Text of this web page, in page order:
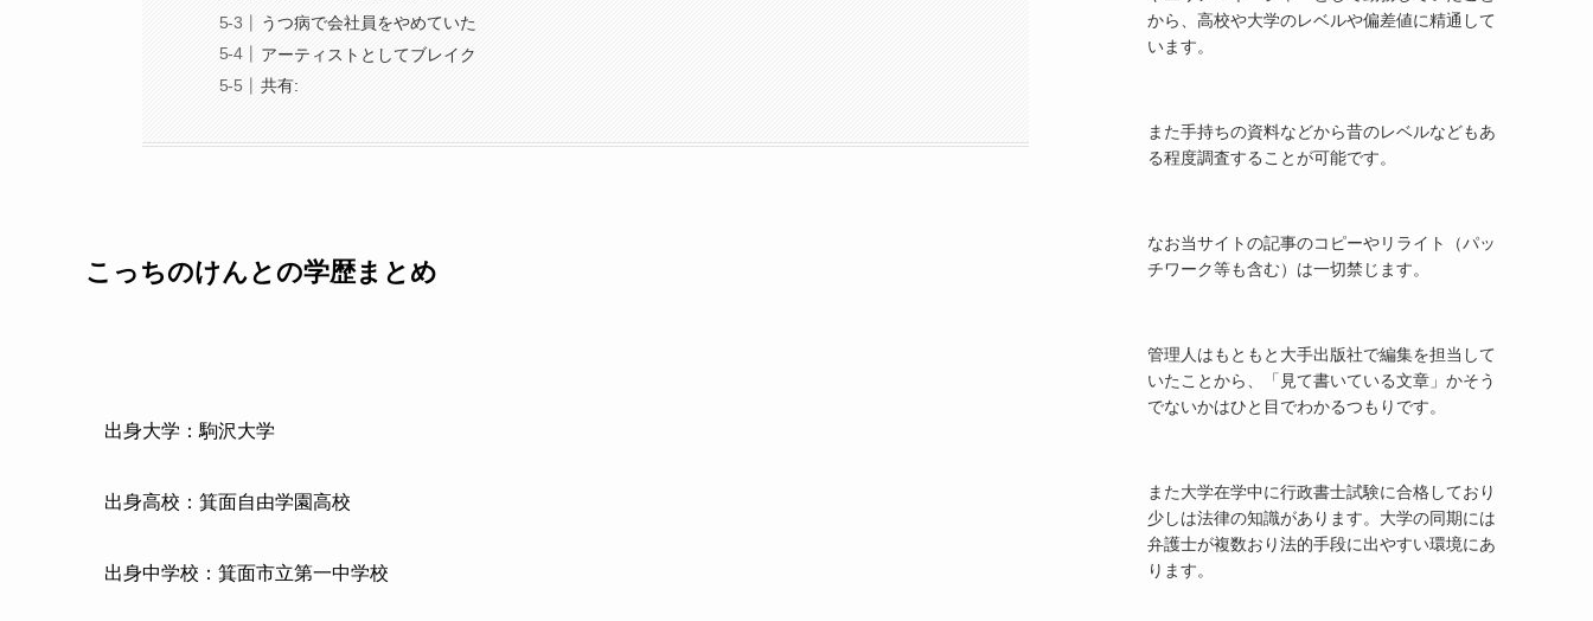
うつ病で会社員をやめていた
アーティストとしてブレイク
共有:
こっちのけんとの学歴まとめ
出身大学：駒沢大学
出身高校：箕面自由学園高校
出身中学校：箕面市立第一中学校
から、高校や大学のレベルや偏差値に精通して
います。
また手持ちの資料などから昔のレベルなどもあ
る程度調査することが可能です。
なお当サイトの記事のコピーやリライト（パッ
チワーク等も含む）は一切禁じます。
管理人はもともと大手出版社で編集を担当して
いたことから、「見て書いている文章」かそう
でないかはひと目でわかるつもりです。
また大学在学中に行政書士試験に合格しており
少しは法律の知識があります。大学の同期には
弁護士が複数おり法的手段に出やすい環境にあ
ります。